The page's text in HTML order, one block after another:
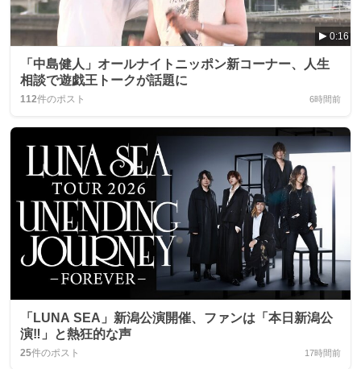
0:16
「中島健人」オールナイトニッポン新コーナー、人生
相談で遊戯王トークが話題に
112件のポスト 6時間前
「LUNA SEA」新潟公演開催、ファンは「本日新潟公
演‼️」と熱狂的な声
25件のポスト 17時間前